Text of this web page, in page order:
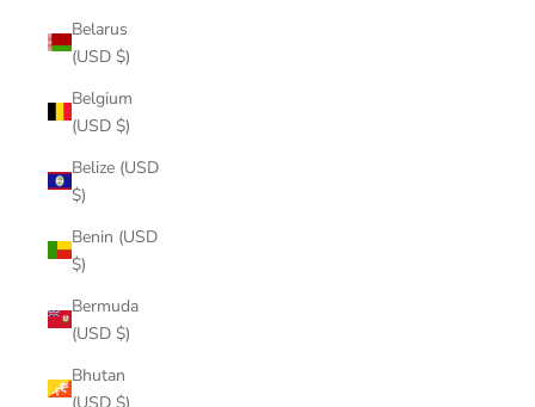
Belarus
(USD $)
Belgium
(USD $)
Belize (USD
$)
Benin (USD
$)
Bermuda
(USD $)
Bhutan